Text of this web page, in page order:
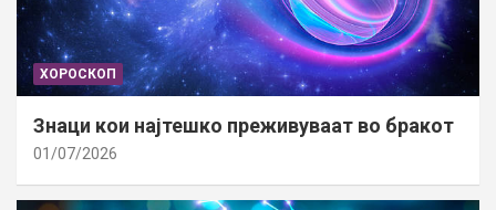
ХОРОСКОП
Знаци кои најтешко преживуваат во бракот
01/07/2026